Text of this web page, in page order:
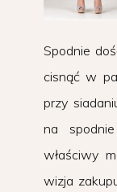
Spodnie
cisnąć w
przy
na
właściwy
wizja